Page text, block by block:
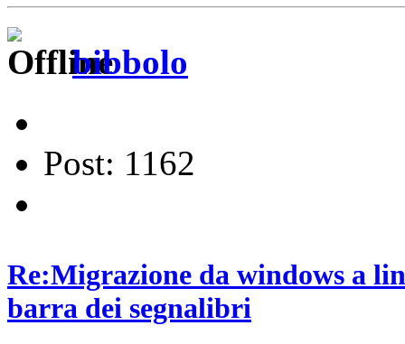
bibbolo
Post: 1162
Re:Migrazione da windows a
barra dei segnalibri